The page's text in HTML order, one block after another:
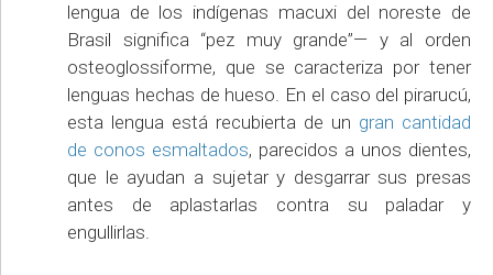
lengua de los indígenas macuxi del noreste de
Brasil significa “pez muy grande”— y al orden
osteoglossiforme, que se caracteriza por tener
lenguas hechas de hueso. En el caso del pirarucú,
esta lengua está recubierta de un gran cantidad
de conos esmaltados, parecidos a unos dientes,
que le ayudan a sujetar y desgarrar sus presas
antes de aplastarlas contra su paladar y
engullirlas.